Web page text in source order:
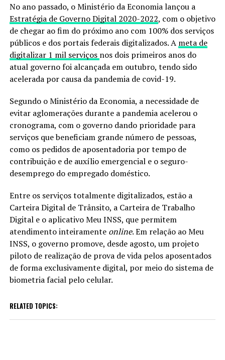
No ano passado, o Ministério da Economia lançou a
Estratégia de Governo Digital 2020-2022, com o objetivo
de chegar ao fim do próximo ano com 100% dos serviços
públicos e dos portais federais digitalizados. A meta de
digitalizar 1 mil serviços nos dois primeiros anos do
atual governo foi alcançada em outubro, tendo sido
acelerada por causa da pandemia de covid-19.
Segundo o Ministério da Economia, a necessidade de
evitar aglomerações durante a pandemia acelerou o
cronograma, com o governo dando prioridade para
serviços que beneficiam grande número de pessoas,
como os pedidos de aposentadoria por tempo de
contribuição e de auxílio emergencial e o seguro-
desemprego do empregado doméstico.
Entre os serviços totalmente digitalizados, estão a
Carteira Digital de Trânsito, a Carteira de Trabalho
Digital e o aplicativo Meu INSS, que permitem
atendimento inteiramenteonline. Em relação ao Meu
INSS, o governo promove, desde agosto, um projeto
piloto de realização de prova de vida pelos aposentados
de forma exclusivamente digital, por meio do sistema de
biometria facial pelo celular.
RELATED TOPICS: